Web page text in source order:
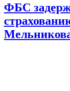
ФБС